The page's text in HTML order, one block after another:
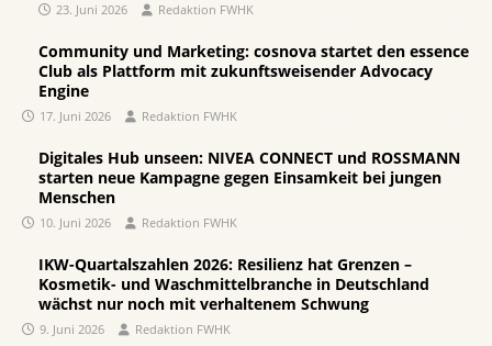
23. Juni 2026 Redaktion FWHK
Community und Marketing: cosnova startet den essence
Club als Plattform mit zukunftsweisender Advocacy
Engine
17. Juni 2026 Redaktion FWHK
Digitales Hub unseen: NIVEA CONNECT und ROSSMANN
starten neue Kampagne gegen Einsamkeit bei jungen
Menschen
10. Juni 2026 Redaktion FWHK
IKW-Quartalszahlen 2026: Resilienz hat Grenzen –
Kosmetik- und Waschmittelbranche in Deutschland
wächst nur noch mit verhaltenem Schwung
9. Juni 2026 Redaktion FWHK